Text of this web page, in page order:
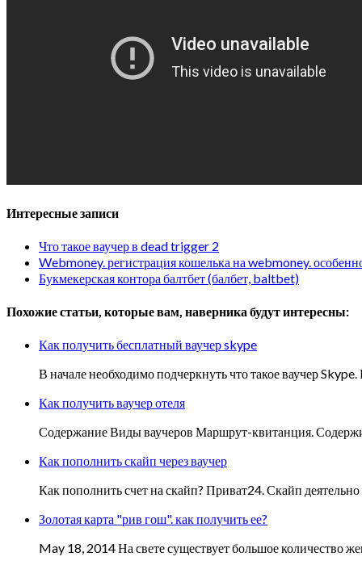
Интересные записи
Что такое ваучер в dead trigger 2
Webmoney. регистрация кошелька на webmoney.
Букмекерская контора балтбет (балбет, baltbet)
Похожие статьи, которые вам, наверника будут интересны:
Как получить бесплатный ваучер skype
В начале необходимо подчеркнуть что такое ваучер
Как получить ваучер отеля
Содержание Виды ваучеров Маршрут-квитанция.
Как пополнить скайп через ваучер
Как пополнить счет на скайп? Приват24. Скайп
Золотая карта "рив гош". как получить ее?
May 18, 2014 На свете существует большое количество